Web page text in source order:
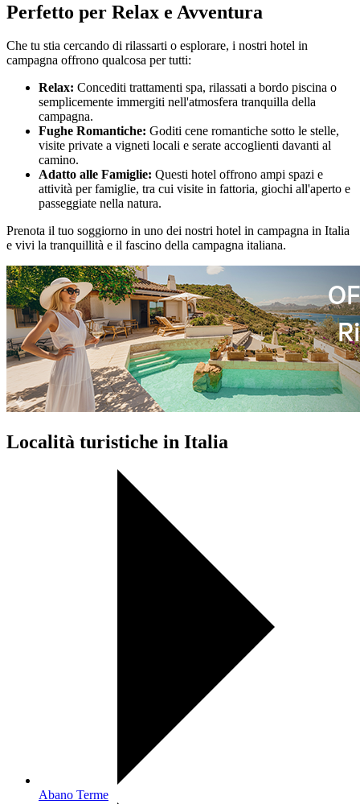
Perfetto per Relax e Avventura
Che tu stia cercando di rilassarti o esplorare, i nostri hotel in
campagna offrono qualcosa per tutti:
Relax: Concediti trattamenti spa, rilassati a bordo piscina o
semplicemente immergiti nell'atmosfera tranquilla della
campagna.
Fughe Romantiche: Goditi cene romantiche sotto le stelle,
visite private a vigneti locali e serate accoglienti davanti al
camino.
Adatto alle Famiglie: Questi hotel offrono ampi spazi e
attività per famiglie, tra cui visite in fattoria, giochi all'aperto e
passeggiate nella natura.
Prenota il tuo soggiorno in uno dei nostri hotel in campagna in Italia
e vivi la tranquillità e il fascino della campagna italiana.
Località turistiche in Italia
Abano Terme